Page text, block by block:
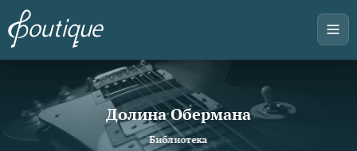
Долина Обермана
Библиотека